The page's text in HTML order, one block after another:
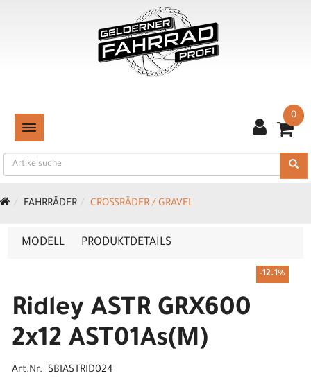
TOGGLE NAVIGATION
0
FAHRRÄDER CROSSRÄDER / GRAVEL
MODELL PRODUKTDETAILS
-12.1%
Ridley ASTR GRX600
2x12 AST01As(M)
Art.Nr. SBIASTRID024